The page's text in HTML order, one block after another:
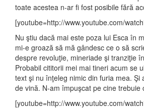
toate acestea n-ar fi fost posibile fără
[youtube=http://www.youtube.com/
Nu ştiu dacă mai este poza lui Esca în
mi-e groază să mă gândesc ce o să
despre revoluţie, mineriade şi tranziţie
Probabil cititorii mei mai tineri acum se
text şi nu înţeleg nimic din furia mea. Şi
de vină. N-am împuşcat pe cine trebuie
[youtube=http://www.youtube.com/